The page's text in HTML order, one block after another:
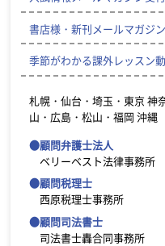
書店様・新刊メールマガジ
季節がわかる課外レッスン
札幌・仙台・埼玉・東京神
山・広島・松山・福岡 沖縄
●顧問弁護士法人
ベリーベスト法律事務所
●顧問税理士
西原税理士事務所
●顧問司法書士
司法書士轟合同事務所